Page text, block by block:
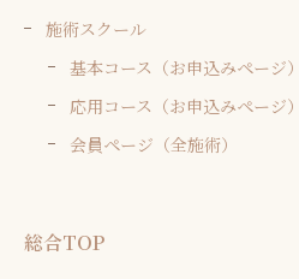
施術スクール
基本コース（お申込みページ）
応用コース（お申込みページ）
会員ページ（全施術）
総合TOP